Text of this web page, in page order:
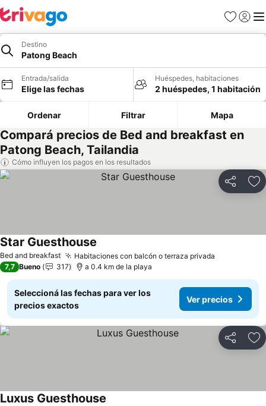
Favoritos
Iniciar
Destino
Patong Beach
Entrada/salida
Elige las fechas
Huéspedes, habitaciones
2 huéspedes, 1 habitación
Ordenar Filtrar Mapa
Compará precios de Bed and breakfast en
Patong Beach, Tailandia
Cómo influyen los pagos en los resultados
Compartir
Bed and breakfast Habitaciones con balcón o terraza privada
Star Guesthouse
7,7 Bueno 317 a 0.4 km de la playa
Seleccioná las fechas para ver los
precios exactos
Ver precios
Compartir
Luxus Guesthouse